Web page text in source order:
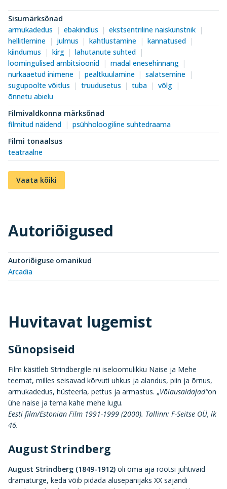
Sisumärksõnad
armukadedus
ebakindlus
ekstsentriline naiskunstnik
hellitlemine
julmus kahtlustamine
kannatused
kiindumus
kirg
lahutanute suhted
loomingulised ambitsioonid
madal enesehinnang
nurkaaetud inimene
pealtkuulamine
salatsemine
sugupoolte võitlus
truudusetus tuba
võlg
õnnetu abielu
Filmivaldkonna märksõnad
filmitud näidend
psühholoogiline suhtedraama
Filmi tonaalsus
teatraalne
Vaata kõiki
Autoriõigused
Autoriõiguse omanikud
Arcadia
Huvitavat lugemist
Sünopsiseid
Film käsitleb Strindbergile nii iseloomulikku Naise ja Mehe
teemat, milles seisavad kõrvuti uhkus ja alandus, piin ja õrnus,
armukadedus, hüsteeria, pettus ja armastus. „Võlausaldajad“on
ühe naise ja tema kahe mehe lugu.
Eesti film/Estonian Film 1991-1999 (2000). Tallinn: F-Seitse OÜ, lk
46.
August Strindberg
August Strindberg (1849-1912) oli oma aja rootsi juhtivaid
dramaturge, keda võib pidada alusepanijaks XX sajandi